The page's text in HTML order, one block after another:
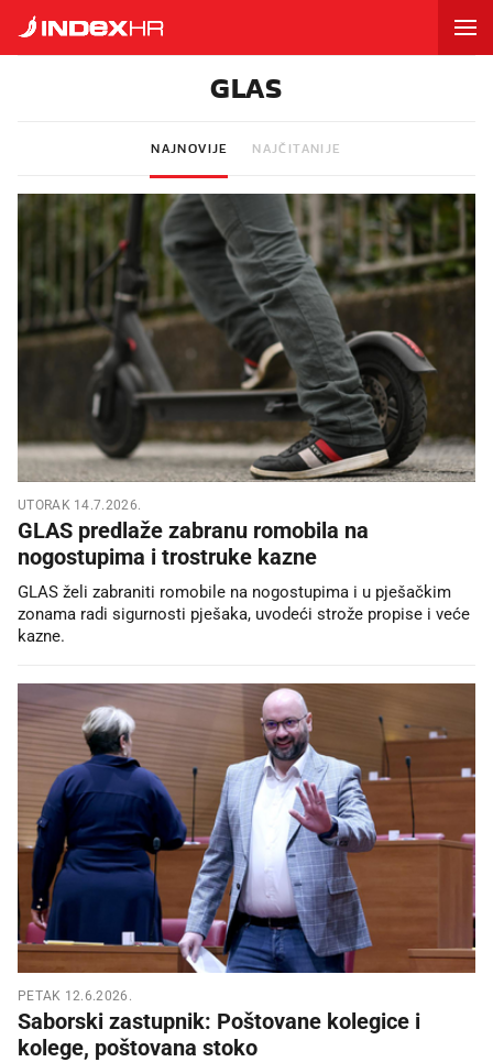
GLAS
NAJNOVIJE NAJČITANIJE
UTORAK 14.7.2026.
GLAS predlaže zabranu romobila na
nogostupima i trostruke kazne
GLAS želi zabraniti romobile na nogostupima i u pješačkim
zonama radi sigurnosti pješaka, uvodeći strože propise i veće
kazne.
PETAK 12.6.2026.
Saborski zastupnik: Poštovane kolegice i
kolege, poštovana stoko